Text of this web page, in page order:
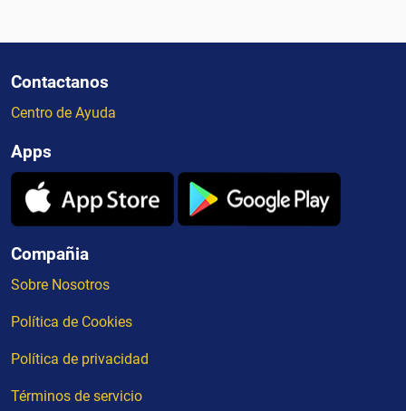
Contactanos
Centro de Ayuda
Apps
Compañia
Sobre Nosotros
Política de Cookies
Política de privacidad
Términos de servicio